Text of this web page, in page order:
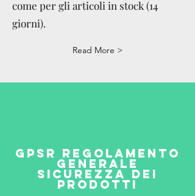
come per gli articoli in stock (14
giorni).
Read More >
GPSR REGOLAMENTO
GENERALE
SICUREZZA DEI
PRODOTTI